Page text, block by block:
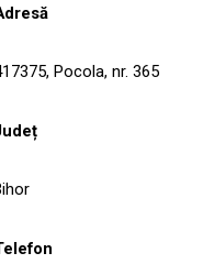
Pocola, nr. 365